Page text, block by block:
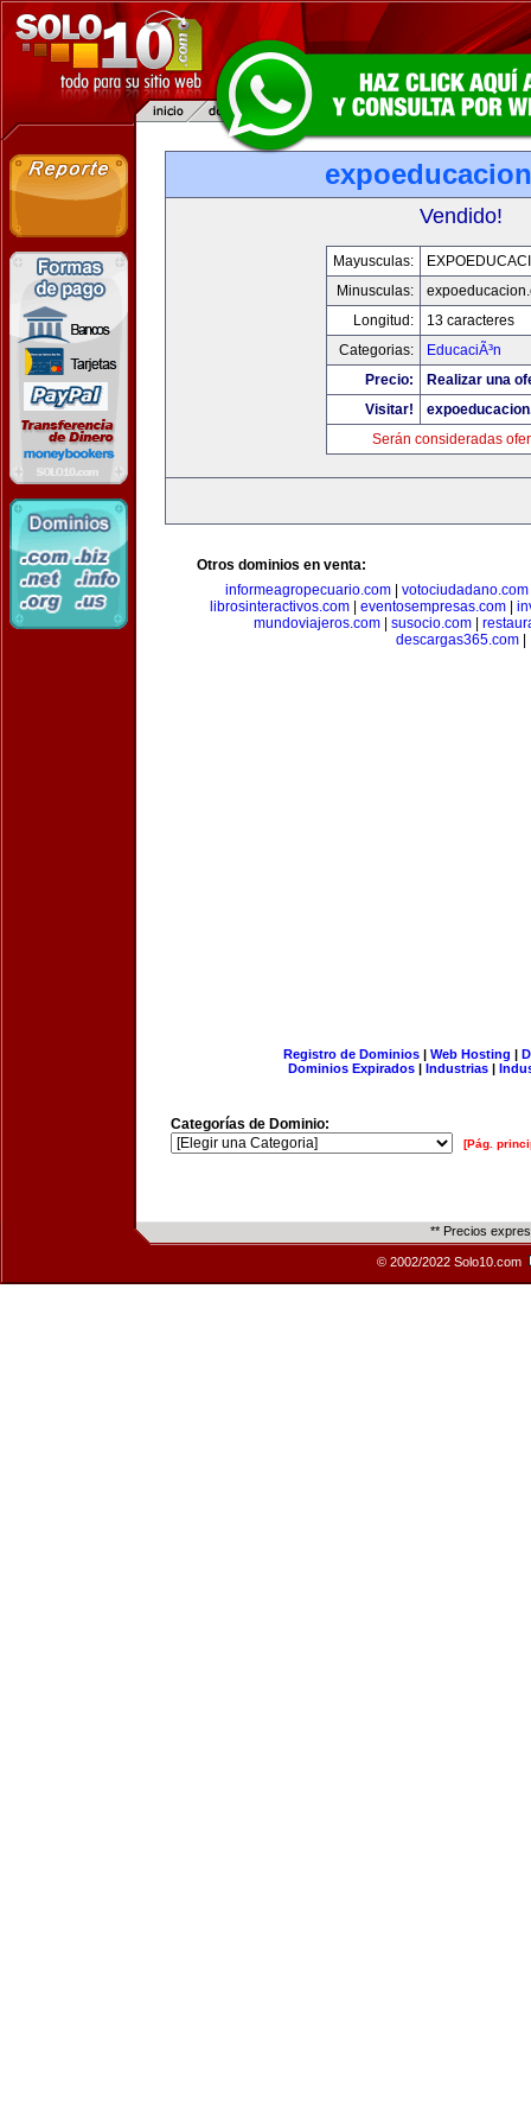
Vendido!
Mayusculas:
Minusculas:
Longitud:
13 caracteres
Categorias:
EducaciÃ³n
Precio:
Realizar una
Visitar!
Serán consideradas
Otros dominios en venta:
informeagropecuario.com| votociudadano.com
librosinteractivos.com| eventosempresas.com|
mundoviajeros.com| susocio.com|
descargas365.com
Registro de Dominios| Web Hosting |
Dominios Expirados | Industrias |
Categorías de Dominio:
[Pág.
** Precios
© 2002/2022 Solo10.com